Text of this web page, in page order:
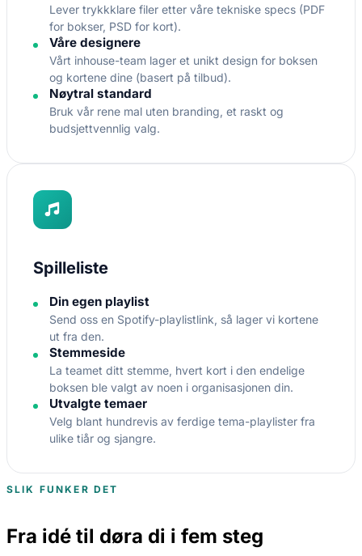
Lever trykkklare filer etter våre tekniske specs (PDF
for bokser, PSD for kort).
Våre designere
Vårt inhouse-team lager et unikt design for boksen
og kortene dine (basert på tilbud).
Nøytral standard
Bruk vår rene mal uten branding, et raskt og
budsjettvennlig valg.
Spilleliste
Din egen playlist
Send oss en Spotify-playlistlink, så lager vi kortene
ut fra den.
Stemmeside
La teamet ditt stemme, hvert kort i den endelige
boksen ble valgt av noen i organisasjonen din.
Utvalgte temaer
Velg blant hundrevis av ferdige tema-playlister fra
ulike tiår og sjangre.
SLIK FUNKER DET
Fra idé til døra di i fem steg